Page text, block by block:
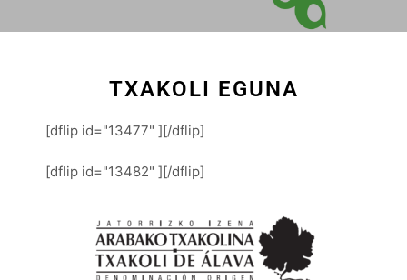
TXAKOLI EGUNA
[dflip id="13477" ][/dflip]
[dflip id="13482" ][/dflip]